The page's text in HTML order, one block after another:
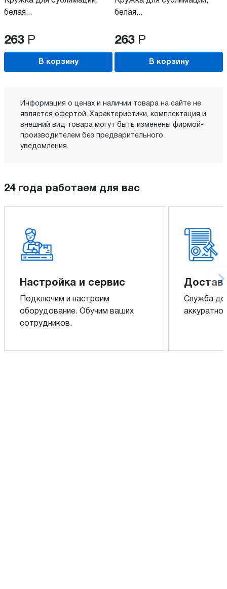
белая...
263 Р
В корзину
белая...
263 Р
В корзину
Информация о ценах и наличии товара на сайте не
является офертой. Характеристики, комплектация и
внешний вид товара могут быть изменены фирмой-
производителем без предварительного
уведомления.
24 года работаем для вас
Настройка и сервис
Подключим и настроим
оборудование. Обучим ваших
сотрудников.
Служба
аккуратно